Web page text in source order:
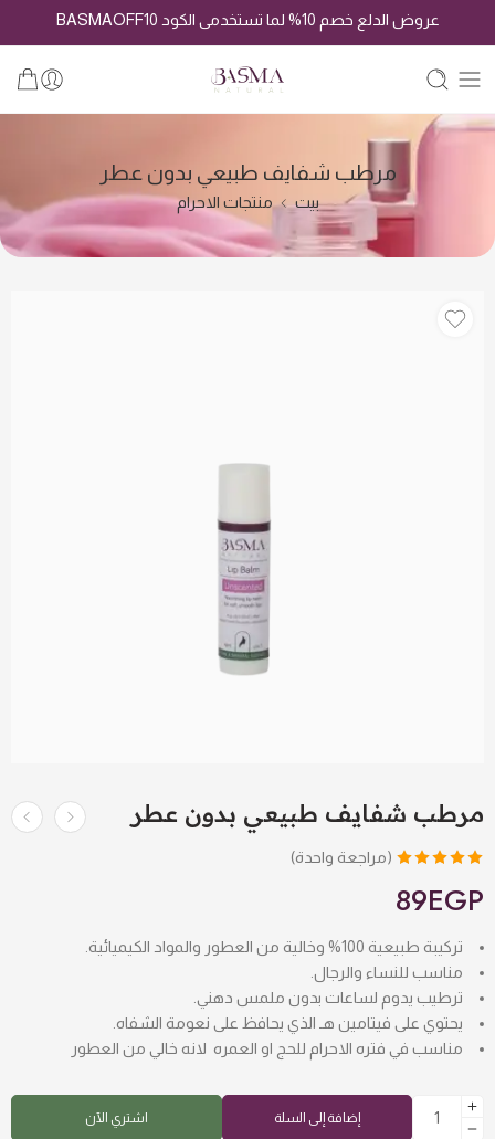
عروض الدلع خصم 10% لما تستخدمى الكود BASMAOFF10
مرطب شفايف طبيعي بدون عطر
بيت منتجات الاحرام
مرطب شفايف طبيعي بدون عطر
5.00
من 5
تقييم عميل
(مراجعة واحدة)
89EGP
تركيبة طبيعية 100% وخالية من العطور والمواد الكيميائية.
مناسب للنساء والرجال.
ترطيب يدوم لساعات بدون ملمس دهني.
يحتوي على فيتامين هـ الذي يحافظ على نعومة الشفاه.
مناسب في فتره الاحرام للحج او العمره لانه خالي من العطور
إضافة إلى السلة اشتري الآن